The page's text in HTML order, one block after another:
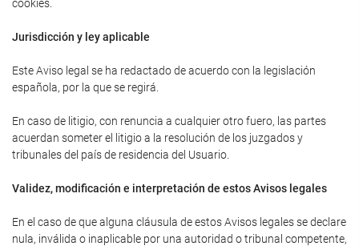
cookies.
Jurisdicción y ley aplicable
Este Aviso legal se ha redactado de acuerdo con la legislación
española, por la que se regirá.
En caso de litigio, con renuncia a cualquier otro fuero, las partes
acuerdan someter el litigio a la resolución de los juzgados y
tribunales del país de residencia del Usuario.
Validez, modificación e interpretación de estos Avisos legales
En el caso de que alguna cláusula de estos Avisos legales se declare
nula, inválida o inaplicable por una autoridad o tribunal competente,